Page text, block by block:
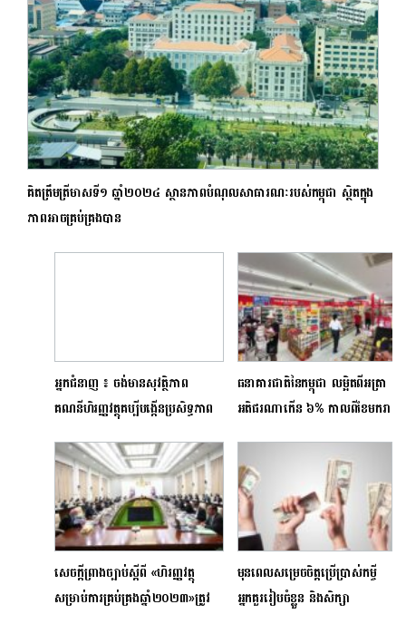
គិតត្រឹមត្រីមាសទី១ ឆ្នាំ២០២៤ ស្ថានភាពបំណុលសាធារណៈរបស់កម្ពុជា ស្ថិតក្នុង
ភាពអាចគ្រប់គ្រងបាន
អ្នកជំនាញ ៖ ចង់មានសុវត្ថិភាព
គណនីហិរញ្ញវត្ថុគប្បីបង្កើនប្រសិទ្ធភាព
ធនាគារជាតិនៃកម្ពុជា លម្អិតពីអត្រា
អតិផរណាកើន ៦% កាលពីខែមករា
ឆ្នាំ២០២៤
សេចក្តីព្រាងច្បាប់ស្តីពី «ហិរញ្ញវត្ថុ
សម្រាប់ការគ្រប់គ្រងឆ្នាំ២០២៣»ត្រូវ
មុនពេលសម្រេចចិត្តប្រើប្រាស់កម្ចី
អ្នកគួររៀបចំខ្លួន និងសិក្សា